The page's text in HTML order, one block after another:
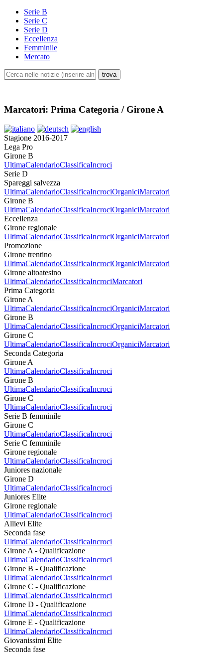
Serie B
Serie C
Serie D
Eccellenza
Femminile
Mercato
Marcatori: Prima Categoria / Girone A
Stagione 2016-2017
Lega Pro
Girone B
UltimaCalendarioClassificaIncroci
Serie D
Spareggi salvezza
UltimaCalendarioClassificaIncrociOrganiciMarcatori
Girone B
UltimaCalendarioClassificaIncrociOrganiciMarcatori
Eccellenza
Girone regionale
UltimaCalendarioClassificaIncrociOrganiciMarcatori
Promozione
Girone trentino
UltimaCalendarioClassificaIncrociOrganiciMarcatori
Girone altoatesino
UltimaCalendarioClassificaIncrociMarcatori
Prima Categoria
Girone A
UltimaCalendarioClassificaIncrociOrganiciMarcatori
Girone B
UltimaCalendarioClassificaIncrociOrganiciMarcatori
Girone C
UltimaCalendarioClassificaIncrociOrganiciMarcatori
Seconda Categoria
Girone A
UltimaCalendarioClassificaIncroci
Girone B
UltimaCalendarioClassificaIncroci
Girone C
UltimaCalendarioClassificaIncroci
Serie B femminile
Girone C
UltimaCalendarioClassificaIncroci
Serie C femminile
Girone regionale
UltimaCalendarioClassificaIncroci
Juniores nazionale
Girone D
UltimaCalendarioClassificaIncroci
Juniores Elite
Girone regionale
UltimaCalendarioClassificaIncroci
Allievi Elite
Seconda fase
UltimaCalendarioClassificaIncroci
Girone A - Qualificazione
UltimaCalendarioClassificaIncroci
Girone B - Qualificazione
UltimaCalendarioClassificaIncroci
Girone C - Qualificazione
UltimaCalendarioClassificaIncroci
Girone D - Qualificazione
UltimaCalendarioClassificaIncroci
Girone E - Qualificazione
UltimaCalendarioClassificaIncroci
Giovanissimi Elite
Seconda fase